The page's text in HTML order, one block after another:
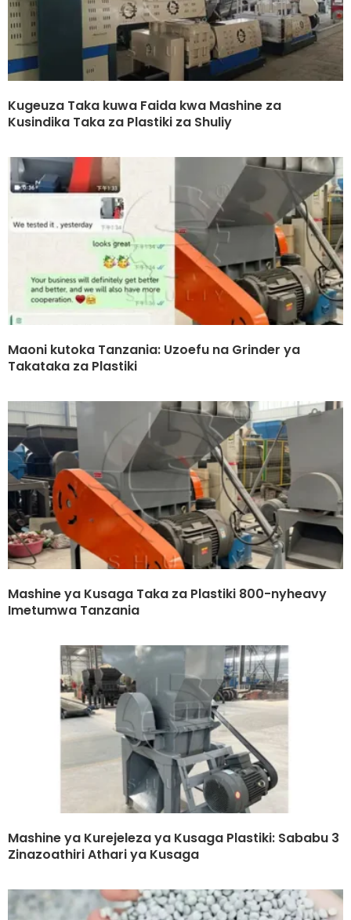
Kugeuza Taka kuwa Faida kwa Mashine za
Kusindika Taka za Plastiki za Shuliy
Maoni kutoka Tanzania: Uzoefu na Grinder ya
Takataka za Plastiki
Mashine ya Kusaga Taka za Plastiki 800-nyheavy
Imetumwa Tanzania
Mashine ya Kurejeleza ya Kusaga Plastiki: Sababu 3
Zinazoathiri Athari ya Kusaga